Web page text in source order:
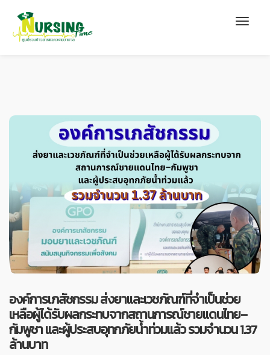
องค์การเภสัชกรรม ส่งยาและเวชภัณฑ์ที่จำเป็นช่วย
เหลือผู้ได้รับผลกระทบจากสถานการณ์ชายแดนไทย–
กัมพูชา และผู้ประสบอุทกภัยน้ำท่วมแล้ว รวมจำนวน 1.37
ล้านบาท